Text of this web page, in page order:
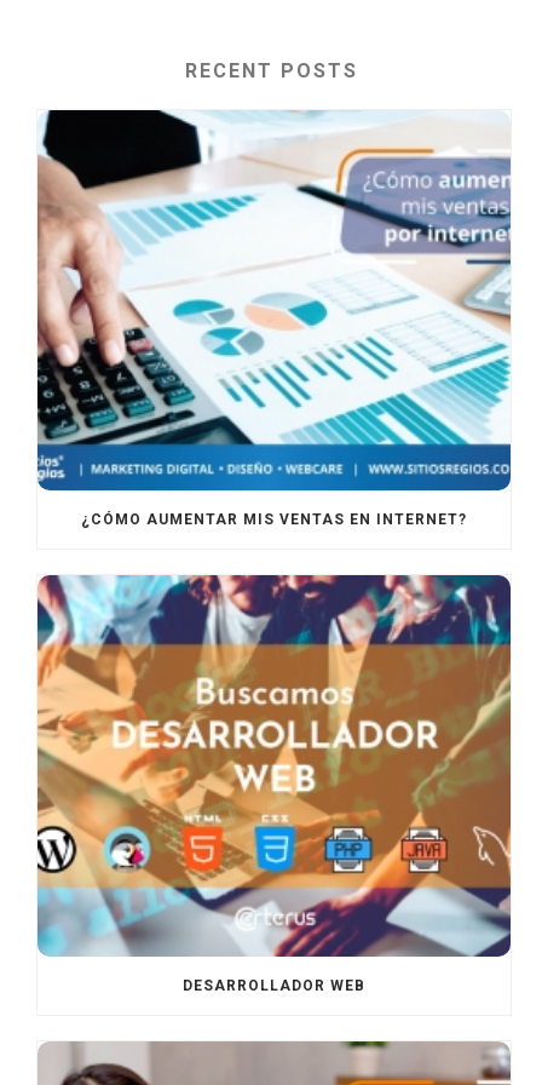
RECENT POSTS
¿CÓMO AUMENTAR MIS VENTAS EN INTERNET?
DESARROLLADOR WEB